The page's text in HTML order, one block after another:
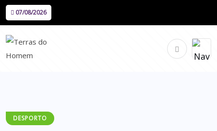
07/08/2026
DESPORTO